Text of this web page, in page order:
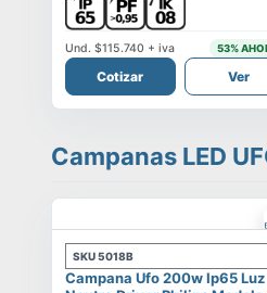
Und.$115.740 + iva 53%
Cotizar Ver
Campanas LED
SKU5018B
Campana Ufo 200w Ip65 Luz